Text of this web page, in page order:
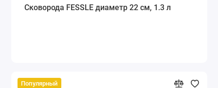
Сковорода FESSLE диаметр 22 см, 1.3 л
Популярный